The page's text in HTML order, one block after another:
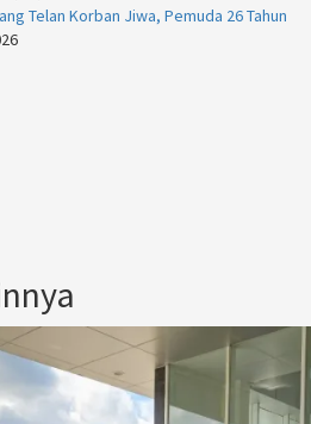
Telan Korban Jiwa, Pemuda 26 Tahun